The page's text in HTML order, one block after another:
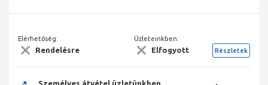
Elérhetőség:
Rendelésre
Üzleteinkben:
Elfogyott Részletek
Személyes átvétel üzletünkben